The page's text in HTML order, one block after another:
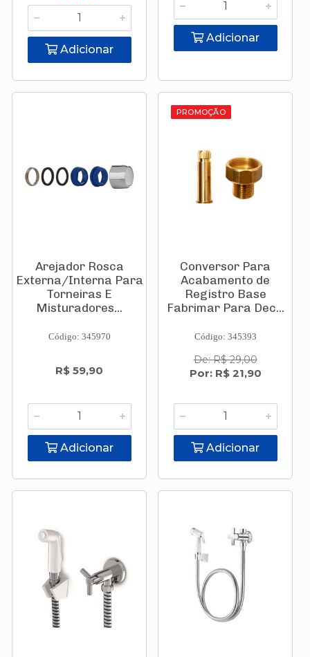
Adicionar
Adicionar
Arejador Rosca
Externa/Interna Para
Torneiras E
Misturadores...
Código: 345970
R$ 59,90
Adicionar
PROMOÇÃO
Conversor Para
Acabamento de
Registro Base
Fabrimar Para Dec...
Código: 345393
De: R$ 29,00
Por: R$ 21,90
Adicionar